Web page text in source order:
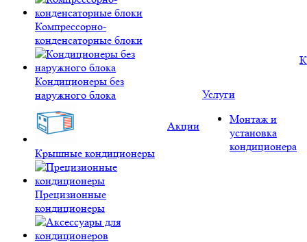
Компрессорно-
конденсаторные блоки
Кондиционеры без
наружного блока
Крышные кондиционеры
Прецизионные
кондиционеры
Акции
Услуги
Монтаж и
установка
кондиционера